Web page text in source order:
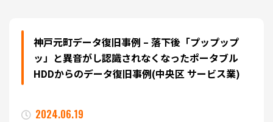
神戸元町データ復旧事例 – 落下後「プップップ
ッ」と異音がし認識されなくなったポータブル
HDDからのデータ復旧事例(中央区 サービス業)
2024.06.19